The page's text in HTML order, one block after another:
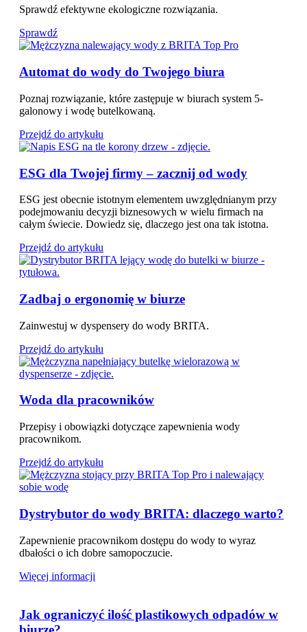
Sprawdź efektywne ekologiczne rozwiązania.
Sprawdź
Automat do wody do Twojego biura
Poznaj rozwiązanie, które zastępuje w biurach system 5-
galonowy i wodę butelkowaną.
Przejdź do artykułu
ESG dla Twojej firmy – zacznij od wody
ESG jest obecnie istotnym elementem uwzględnianym przy
podejmowaniu decyzji biznesowych w wielu firmach na
całym świecie. Dowiedz się, dlaczego jest ona tak istotna.
Przejdź do artykułu
Zadbaj o ergonomię w biurze
Zainwestuj w dyspensery do wody BRITA.
Przejdź do artykułu
Woda dla pracowników
Przepisy i obowiązki dotyczące zapewnienia wody
pracownikom.
Przejdź do artykułu
Dystrybutor do wody BRITA: dlaczego warto?
Zapewnienie pracownikom dostępu do wody to wyraz
dbałości o ich dobre samopoczucie.
Więcej informacji
Jak ograniczyć ilość plastikowych odpadów w